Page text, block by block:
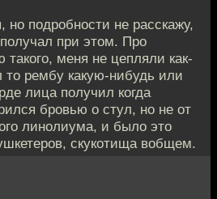
но подробности не расскажу,
при этом. Про
меня не цепляли как-
рембу какую-нибудь или
лица получил когда
бровью о стул, но не от
линолиума, и было это
скукотища вобщем.